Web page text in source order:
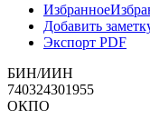
Избранное
Добавить
Экспорт PDF
БИН/ИИН
740324301955
ОКПО